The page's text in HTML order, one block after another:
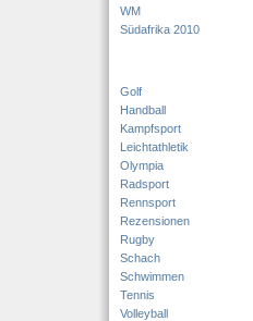
WM
Südafrika 2010
Golf
Handball
Kampfsport
Leichtathletik
Olympia
Radsport
Rennsport
Rezensionen
Rugby
Schach
Schwimmen
Tennis
Volleyball